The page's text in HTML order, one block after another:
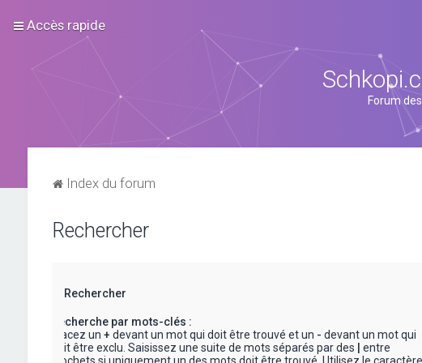
Accès rapide
Forum
Index du forum
Rechercher
Rechercher
Recherche par mots-clés :
Placez un + devant un mot qui doit être trouvé et un - devant un mot qui
doit être exclu. Saisissez une suite de mots séparés par des
entre